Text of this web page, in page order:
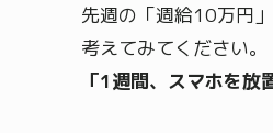
先週の「週給10万円
考えてみてください。
「1週間、スマホを放